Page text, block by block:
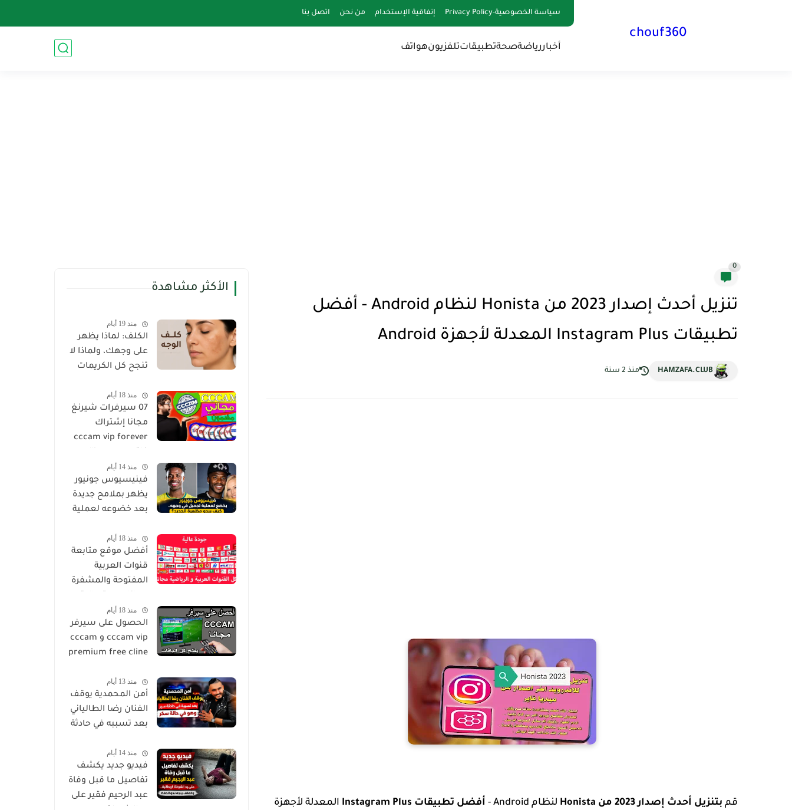
سياسة الخصوصية-Privacy Policy إتفاقية الإستخدام من نحن اتصل بنا
chouf360
أخباررياضةصحةتطبيقاتتلفزيونهواتف
0
تنزيل أحدث إصدار 2023 من Honista لنظام Android - أفضل
تطبيقات Instagram Plus المعدلة لأجهزة Android
HAMZAFA.CLUB منذ 2 سنة
قم بتنزيل أحدث إصدار 2023 من Honista لنظام Android - أفضل تطبيقات Instagram Plus
المعدلة لأجهزة
الأكثر مشاهدة
منذ 19 أيام
الكلف: لماذا يظهر
على وجهك، ولماذا لا
تنجح كل الكريمات
منذ 18 أيام
07 سيرفرات شيرنغ
مجانا إشتراك
cccam vip forever
2024
منذ 14 أيام
فينيسيوس جونيور
يظهر بملامح جديدة
بعد خضوعه لعملية
(صور)
منذ 18 أيام
أفضل موقع متابعة
قنوات العربية
المفتوحة والمشفرة
بدون تقطيع
منذ 18 أيام
الحصول على سيرفر
cccam vip و cccam
premium free cline
منذ 13 أيام
أمن المحمدية يوقف
الفنان رضا الطالياني
بعد تسببه في حادثة
سكر
منذ 14 أيام
فيديو جديد يكشف
تفاصيل ما قبل وفاة
عبد الرحيم فقير على